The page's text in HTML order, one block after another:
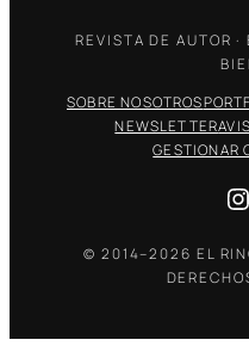
REVISTA DE AUTOR
SOBRE NOSOTROS
NEWSLETTER
GESTIONAR
© 2014–2026 EL